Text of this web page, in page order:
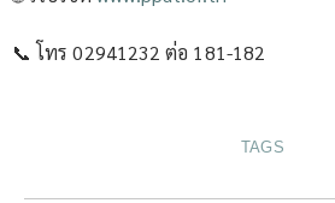
📞 โทร 02941232 ต่อ 181-182
TAGS